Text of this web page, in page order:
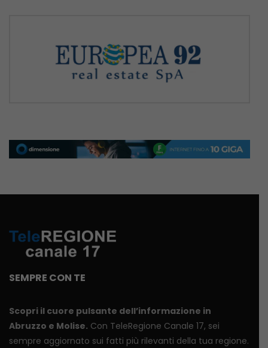
SEMPRE CON TE
Scopri il cuore pulsante dell’informazione in
Abruzzo e Molise. Con TeleRegione Canale 17, sei
sempre aggiornato sui fatti più rilevanti della tua regione.